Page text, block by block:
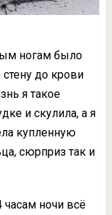
ногам было
до крови
я такое
и скулила, а я
купленную
сюрприз так и
часам ночи всё